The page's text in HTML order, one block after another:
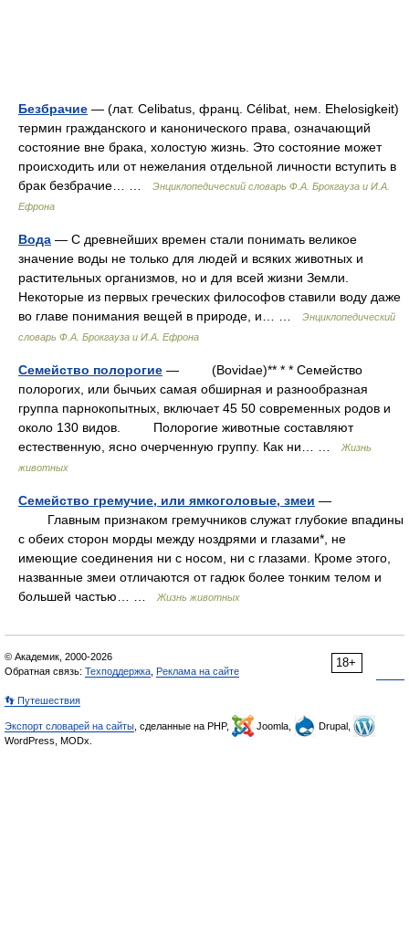
Безбрачие — (лат. Celibatus, франц. Célibat, нем. Ehelosigkeit)
термин гражданского и канонического права, означающий
состояние вне брака, холостую жизнь. Это состояние может
происходить или от нежелания отдельной личности вступить в
брак безбрачие… …
Энциклопедический словарь Ф.А. Брокгауза и И.А.
Ефрона
Вода — С древнейших времен стали понимать великое
значение воды не только для людей и всяких животных и
растительных организмов, но и для всей жизни Земли.
Некоторые из первых греческих философов ставили воду даже
во главе понимания вещей в природе, и… …
Энциклопедический
словарь Ф.А. Брокгауза и И.А. Ефрона
Семейство полорогие — (Bovidae)** * * Семейство
полорогих, или бычьих самая обширная и разнообразная
группа парнокопытных, включает 45 50 современных родов и
около 130 видов. Полорогие животные составляют
естественную, ясно очерченную группу. Как ни… …
Жизнь
животных
Семейство гремучие, или ямкоголовые, змеи —
Главным признаком гремучников служат глубокие впадины
с обеих сторон морды между ноздрями и глазами*, не
имеющие соединения ни с носом, ни с глазами. Кроме этого,
названные змеи отличаются от гадюк более тонким телом и
большей частью… …
Жизнь животных
18+
© Академик, 2000-2026
Обратная связь: Техподдержка Реклама на сайте
👣 Путешествия
Экспорт словарей на сайты , сделанные на PHP, Joomla,
Drupal,
WordPress, MODx.